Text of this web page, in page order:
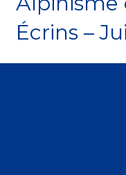
Écrins –